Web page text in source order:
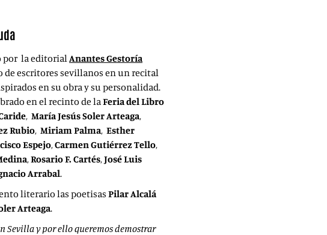
por la editorialAnantes Gestoría
escritores sevillanos en un recital
en su obra y su personalidad.
en el recinto de laFeria del Libro
, María Jesús Soler Arteaga,
Rubio, Miriam Palma, Esther
Espejo,Carmen Gutiérrez Tello,
,Rosario F. Cartés,José Luis
Arrabal.
literario las poetisas Pilar Alcalá
Arteaga.
Sevilla y por ello queremos demostrar